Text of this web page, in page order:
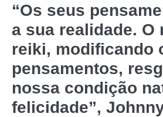
“Os seus
a sua realidade. O
reiki, modificando
pensamentos,
nossa condição
felicidade”,